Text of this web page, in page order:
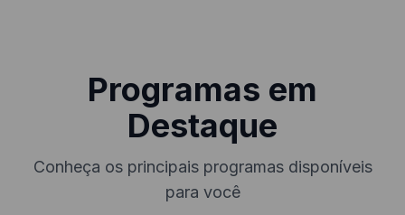
Programas em
Destaque
Conheça os principais programas disponíveis
para você